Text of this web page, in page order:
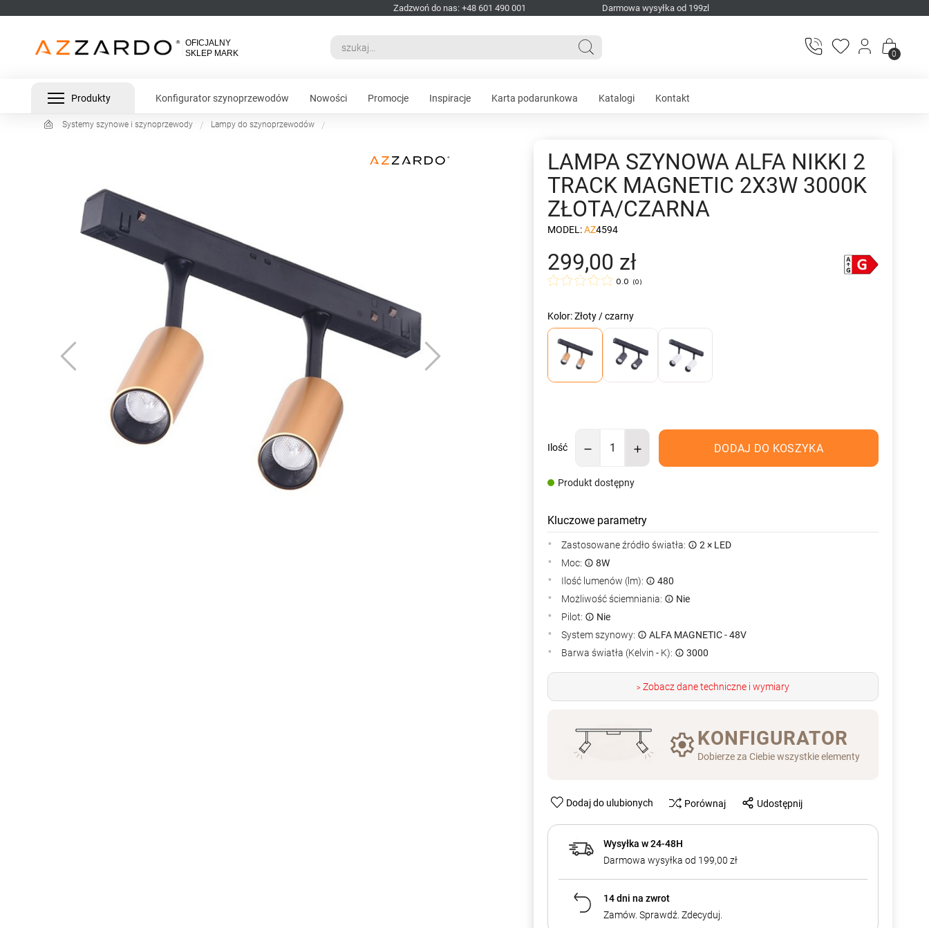
Zadzwoń do nas: +48 601 490 001 Darmowa wysyłka od 199zl
0
Produkty Konfigurator szynoprzewodów Nowości Promocje Inspiracje Karta podarunkowa Katalogi Kontakt
Systemy szynowe i szynoprzewody Lampy do szynoprzewodów
LAMPA SZYNOWA ALFA NIKKI 2
TRACK MAGNETIC 2X3W 3000K
ZŁOTA/CZARNA
MODEL:AZ4594
299,00 zł
0.0 (0)
Kolor: Złoty / czarny
Ilość DODAJ DO KOSZYKA
Produkt dostępny
Kluczowe parametry
Zastosowane źródło światła:
2 × LED
Moc:
8W
Ilość lumenów (lm):
480
Możliwość ściemniania:
Nie
Pilot:
Nie
System szynowy:
ALFA MAGNETIC - 48V
Barwa światła (Kelvin - K):
3000
> Zobacz dane techniczne i wymiary
KONFIGURATOR
Dobierze za Ciebie wszystkie elementy
Dodaj do ulubionych Porównaj Udostępnij
Wysyłka w 24-48H
Darmowa wysyłka od 199,00 zł
14 dni na zwrot
Zamów. Sprawdź. Zdecyduj.